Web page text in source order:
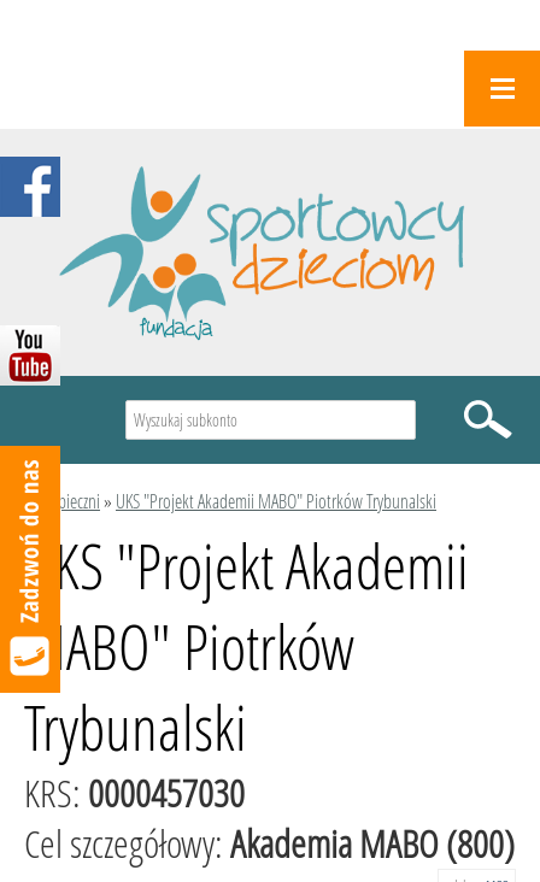
Podopieczni» UKS "Projekt Akademii MABO" Piotrków Trybunalski
UKS "Projekt Akademii
MABO" Piotrków
Trybunalski
KRS: 0000457030
Cel szczegółowy:Akademia MABO (800)